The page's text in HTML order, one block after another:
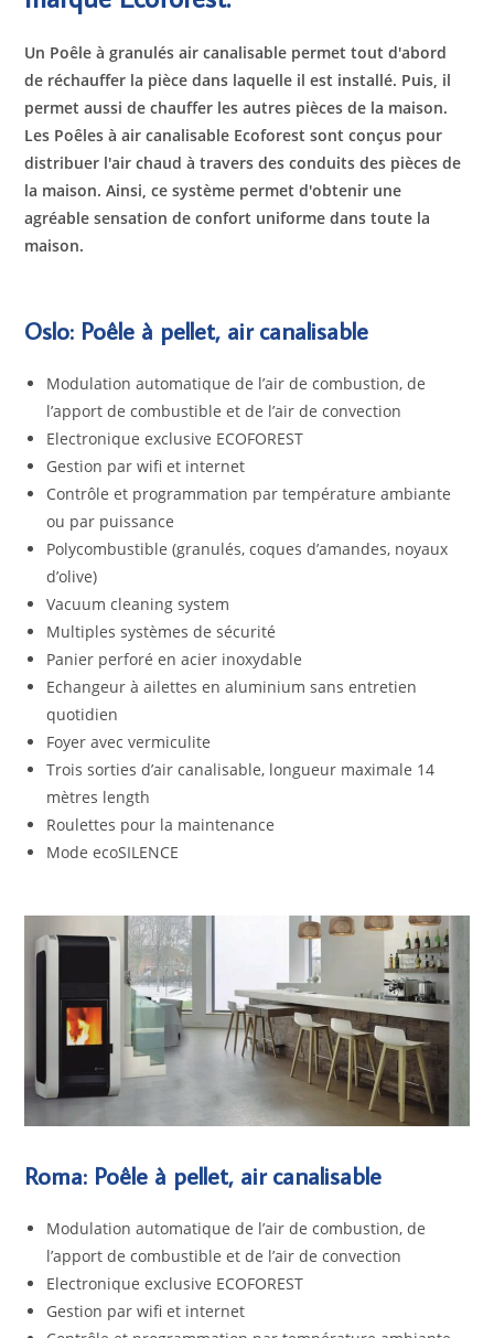
Un Poêle à granulés air canalisable permet tout d'abord
de réchauffer la pièce dans laquelle il est installé. Puis, il
permet aussi de chauffer les autres pièces de la maison.
Les Poêles à air canalisable Ecoforest sont conçus pour
distribuer l'air chaud à travers des conduits des pièces de
la maison. Ainsi, ce système permet d'obtenir une
agréable sensation de confort uniforme dans toute la
maison.
Oslo: Poêle à pellet, air canalisable
Modulation automatique de l’air de combustion, de
l’apport de combustible et de l’air de convection
Electronique exclusive ECOFOREST
Gestion par wifi et internet
Contrôle et programmation par température ambiante
ou par puissance
Polycombustible (granulés, coques d’amandes, noyaux
d’olive)
Vacuum cleaning system
Multiples systèmes de sécurité
Panier perforé en acier inoxydable
Echangeur à ailettes en aluminium sans entretien
quotidien
Foyer avec vermiculite
Trois sorties d’air canalisable, longueur maximale 14
mètres length
Roulettes pour la maintenance
Mode ecoSILENCE
Roma: Poêle à pellet, air canalisable
Modulation automatique de l’air de combustion, de
l’apport de combustible et de l’air de convection
Electronique exclusive ECOFOREST
Gestion par wifi et internet